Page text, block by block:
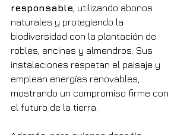
responsable , utilizando abonos
naturales y protegiendo la
biodiversidad con la plantación de
robles, encinas y almendros. Sus
instalaciones respetan el paisaje y
emplean energías renovables,
mostrando un compromiso firme con
el futuro de la tierra.